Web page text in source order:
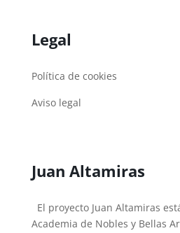
Legal
Política de cookies
Aviso legal
Juan Altamiras
El proyecto Juan Altamiras
Academia de Nobles y Bellas